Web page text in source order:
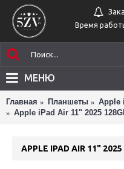
Время
МЕНЮ
Главная Планшеты Apple
Apple iPad Air 11" 2025
APPLE IPAD AIR 11" 2025